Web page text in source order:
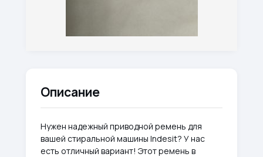
Описание
Нужен надежный приводной ремень для
вашей стиральной машины Indesit? У нас
есть отличный вариант! Этот ремень в